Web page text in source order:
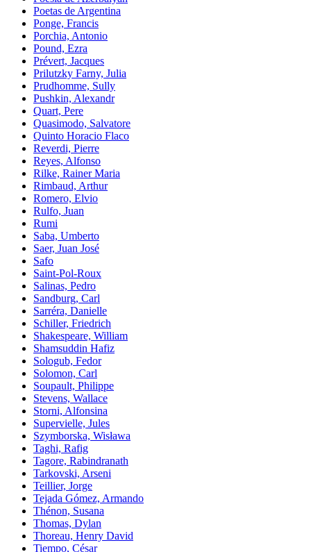
Poetas de Argentina
Ponge, Francis
Porchia, Antonio
Pound, Ezra
Prévert, Jacques
Prilutzky Farny, Julia
Prudhomme, Sully
Pushkin, Alexandr
Quart, Pere
Quasimodo, Salvatore
Quinto Horacio Flaco
Reverdi, Pierre
Reyes, Alfonso
Rilke, Rainer Maria
Rimbaud, Arthur
Romero, Elvio
Rulfo, Juan
Rumi
Saba, Umberto
Saer, Juan José
Safo
Saint-Pol-Roux
Salinas, Pedro
Sandburg, Carl
Sarréra, Danielle
Schiller, Friedrich
Shakespeare, William
Shamsuddin Hafiz
Sologub, Fedor
Solomon, Carl
Soupault, Philippe
Stevens, Wallace
Storni, Alfonsina
Supervielle, Jules
Szymborska, Wisława
Taghi, Rafig
Tagore, Rabindranath
Tarkovski, Arseni
Teillier, Jorge
Tejada Gómez, Armando
Thénon, Susana
Thomas, Dylan
Thoreau, Henry David
Tiempo, César